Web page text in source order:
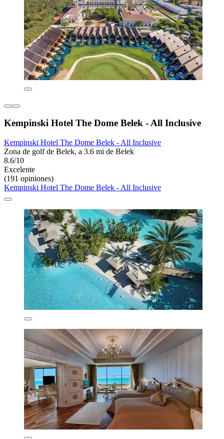
Kempinski Hotel The Dome Belek - All Inclusive
Kempinski Hotel The Dome Belek - All Inclusive
Zona de golf de Belek, a 3.6 mi de Belek
8.6/10
Excelente
(191 opiniones)
Kempinski Hotel The Dome Belek - All Inclusive